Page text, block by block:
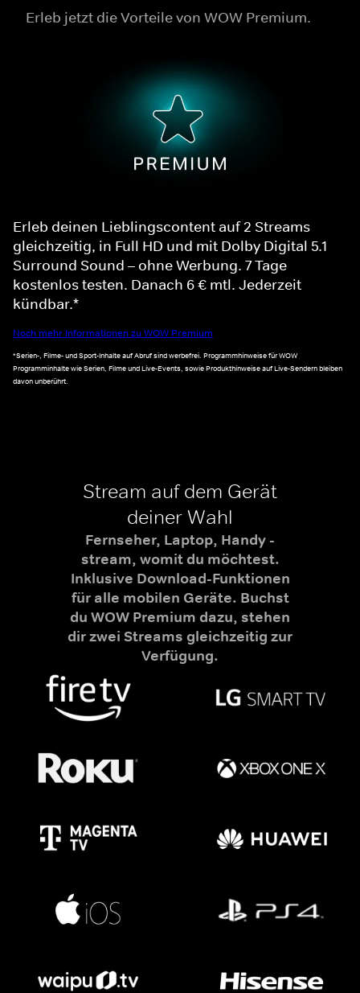
Erleb jetzt die Vorteile von WOW Premium.
Erleb deinen Lieblingscontent auf 2 Streams
gleichzeitig, in Full HD und mit Dolby Digital 5.1
Surround Sound – ohne Werbung. 7 Tage
kostenlos testen. Danach 6 € mtl. Jederzeit
kündbar.*
Noch mehr Informationen zu WOW Premium
*Serien-, Filme- und Sport-Inhalte auf Abruf sind werbefrei. Programmhinweise für WOW
Programminhalte wie Serien, Filme und Live-Events, sowie Produkthinweise auf Live-Sendern bleiben
davon unberührt.
Stream auf dem Gerät
deiner Wahl
Fernseher, Laptop, Handy -
stream, womit du möchtest.
Inklusive Download-Funktionen
für alle mobilen Geräte. Buchst
du WOW Premium dazu, stehen
dir zwei Streams gleichzeitig zur
Verfügung.